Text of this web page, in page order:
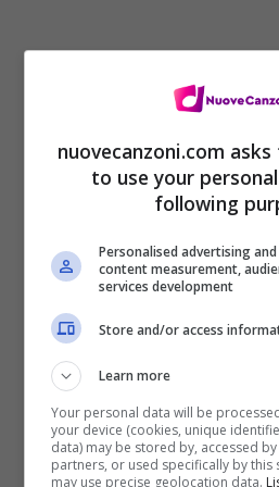
Testo Sopravviverai –
Download)
Suona in lontananza un
che non serve a niente
controllerà
serve ad azzerare ogni
nuovecanzoni.com
to use your
following
Personalised advertising
content measurement,
services development
Store and/or access
Learn more
Your personal data will be
your device (cookies, unique
data) may be stored by, accessed
partners, or used specifically by this
may use precise geolocation data.